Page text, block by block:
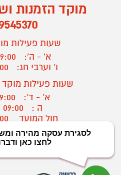
מוקד הזמנות
שעות פעילות
א' - ה':
- 18:00
ו' וערבי חג:
שעות פעילות מוקד
א' - ד':
- 16:30
ה :
09:00 - 16:00
חול המועד
יצירת קשר/